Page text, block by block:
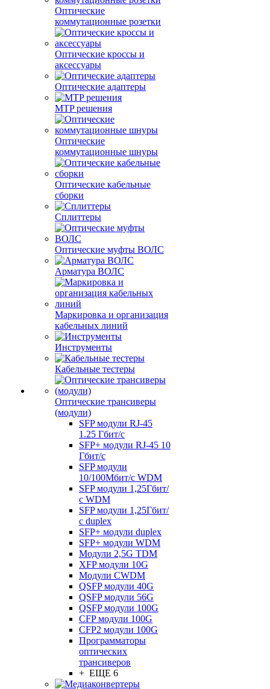
Оптические
коммутационные розетки
Оптические кроссы и
аксессуары
Оптические адаптеры
MTP решения
Оптические
коммутационные шнуры
Оптические кабельные
сборки
Сплиттеры
Оптические муфты ВОЛС
Арматура ВОЛС
Маркировка и организация
кабельных линий
Инструменты
Кабельные тестеры
Оптические трансиверы
(модули)
SFP модули RJ-45
1.25 Гбит/c
SFP+ модули RJ-45 10
Гбит/c
SFP модули
10/100Мбит/с WDM
SFP модули 1,25Гбит/
с WDM
SFP модули 1,25Гбит/
с duplex
SFP+ модули duplex
SFP+ модули WDM
Модули 2,5G TDM
XFP модули 10G
Модули CWDM
QSFP модули 40G
QSFP модули 56G
QSFP модули 100G
CFP модули 100G
CFP2 модули 100G
Программаторы
оптических
трансиверов
+ ЕЩЕ 6